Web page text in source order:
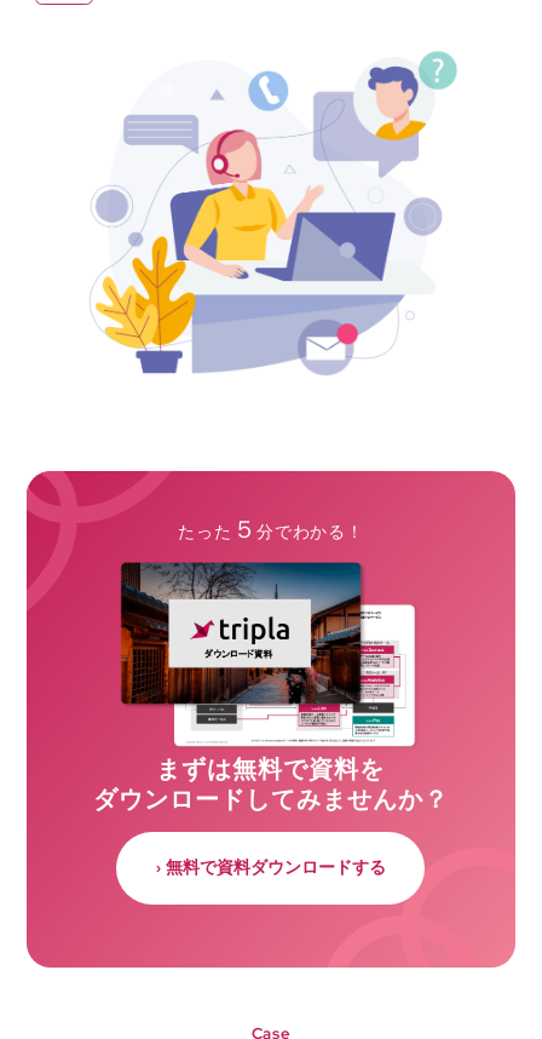
たった ５分でわかる！
まずは無料で資料を
ダウンロードしてみませんか？
› 無料で資料ダウンロードする
Case